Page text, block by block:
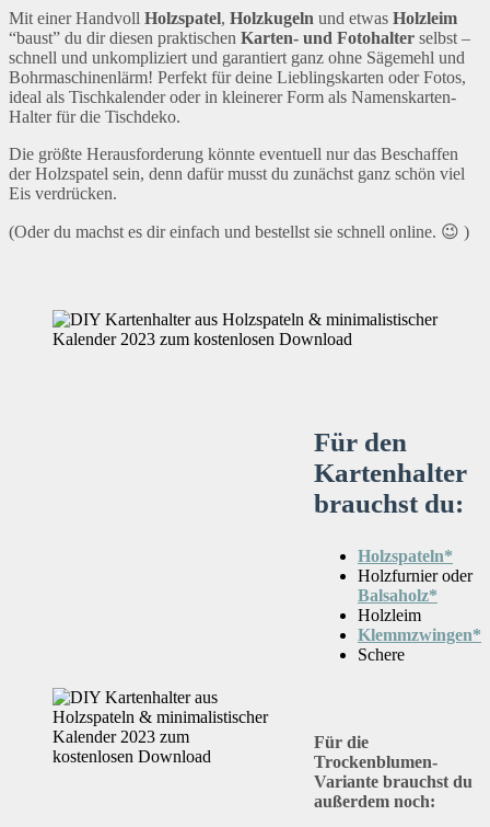
Mit einer Handvoll Holzspatel, Holzkugeln und etwas Holzleim
“baust” du dir diesen praktischen Karten- und Fotohalter selbst –
schnell und unkompliziert und garantiert ganz ohne Sägemehl und
Bohrmaschinenlärm! Perfekt für deine Lieblingskarten oder Fotos,
ideal als Tischkalender oder in kleinerer Form als Namenskarten-
Halter für die Tischdeko.
Die größte Herausforderung könnte eventuell nur das Beschaffen
der Holzspatel sein, denn dafür musst du zunächst ganz schön viel
Eis verdrücken.
(Oder du machst es dir einfach und bestellst sie schnell online. 😉 )
Für den
Kartenhalter
brauchst du:
Holzspateln*
Holzfurnier oder
Balsaholz*
Holzleim
Klemmzwingen*
Schere
Für die
Trockenblumen-
Variante brauchst du
außerdem noch: